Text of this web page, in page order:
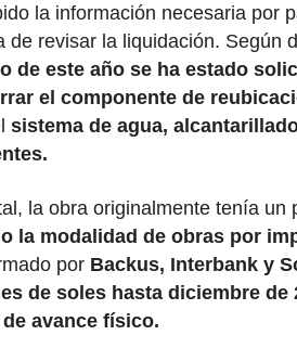
la información necesaria por
de revisar la liquidación. Según
de este año se ha estado
el componente de
sistema de agua,
la obra originalmente tenía un
la modalidad de obras por
por Backus, Interbank y
de soles hasta diciembre de
de avance físico.